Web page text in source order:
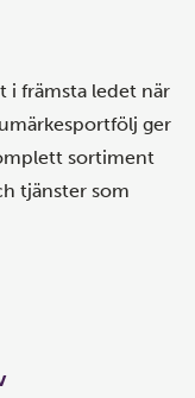
i främsta ledet när
ger
sortiment
tjänster som